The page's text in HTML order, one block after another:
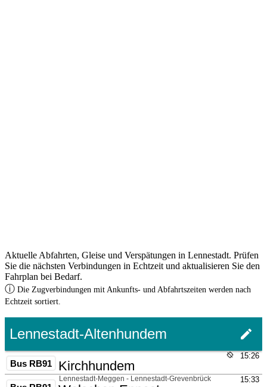
Aktuelle Abfahrten, Gleise und Verspätungen in Lennestadt. Prüfen
Sie die nächsten Verbindungen in Echtzeit und aktualisieren Sie den
Fahrplan bei Bedarf.
ⓘ Die Zugverbindungen mit Ankunfts- und Abfahrtszeiten werden nach
Echtzeit sortiert.